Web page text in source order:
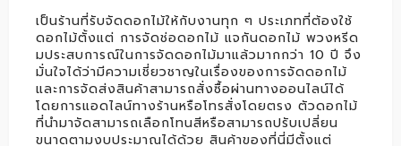
เป็นร้านที่รับจัดดอกไม้ให้กับงานทุก ๆ ประเภทที่ต้องใช้
ดอกไม้ตั้งแต่ การจัดช่อดอกไม้ แจกันดอกไม้ พวงหรีด
มประสบการณ์ในการจัดดอกไม้มาแล้วมากกว่า 10 ปี จึง
มั่นใจได้ว่ามีความเชี่ยวชาญในเรื่องของการจัดดอกไม้
และการจัดส่งสินค้าสามารถสั่งซื้อผ่านทางออนไลน์ได้
โดยการแอดไลน์ทางร้านหรือโทรสั่งโดยตรง ตัวดอกไม้
ที่นำมาจัดสามารถเลือกโทนสีหรือสามารถปรับเปลี่ยน
ขนาดตามงบประมาณได้ด้วย สินค้าของที่นี่มีตั้งแต่